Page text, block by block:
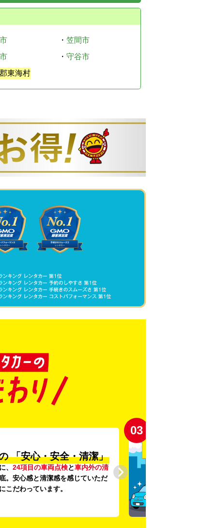
・ 笠間市
・ 守谷市
東海村
「安心・安全・清潔」
、 24項目の車両点検と車内外の清
。安心感と清潔感を感じていただ
こだわっています。
03